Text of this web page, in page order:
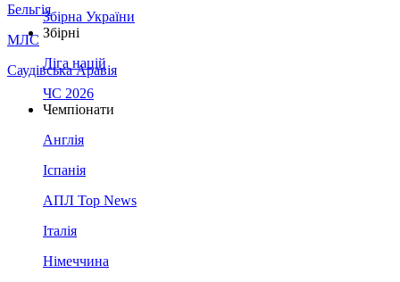
Бельгія
МЛС
Саудівська Аравія
Збірна України
Збірні
Ліга націй
ЧС 2026
Чемпіонати
Англія
Іспанія
АПЛ Top News
Італія
Німеччина